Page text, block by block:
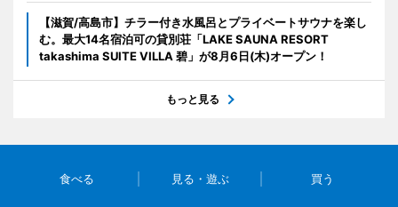
【滋賀/高島市】チラー付き水風呂とプライベートサウナを楽し
む。最大14名宿泊可の貸別荘「LAKE SAUNA RESORT
takashima SUITE VILLA 碧」が8月6日(木)オープン！
もっと見る
食べる 見る・遊ぶ 買う